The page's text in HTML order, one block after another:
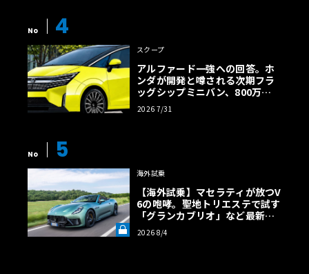
No 4
スクープ
アルファード一強への回答。ホ
ンダが開発と噂される次期フラ
ッグシップミニバン、800万円
超の勝算【予想CG】
2026 7/31
No 5
海外試乗
【海外試乗】マセラティが放つV
6の咆哮。聖地トリエステで試す
「グランカブリオ」など最新ト
ロフェオ3台の官能評価《LE VO
LANT LAB》
2026 8/4